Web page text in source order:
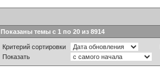
Показаны темы с 1 по 20 из 8914
Критерий сортировки
Показать